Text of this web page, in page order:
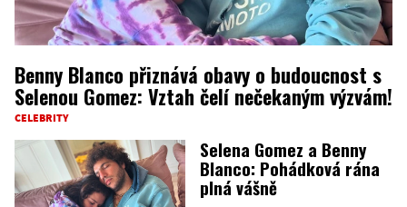
Benny Blanco přiznává obavy o budoucnost s
Selenou Gomez: Vztah čelí nečekaným výzvám!
CELEBRITY
Selena Gomez a Benny
Blanco: Pohádková rána
plná vášně